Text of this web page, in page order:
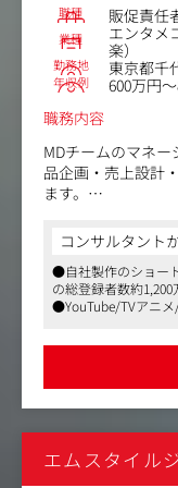
・モール別損益書
同社ではEC事業
遂げています。
ェーズとなります。
当ポジションはマ
メントをはじめプ
期待しており、同
（変更の範囲）：
職種 販促責任
業種
エンタメ
楽）
勤務地 東京都千
年収例
600万円
職務内容
MDチームのマネ
品企画・売上設計
ます。
貫して手がけられ
立ち上げたばかり
の整備にも携わっ
【具体的な仕事内
・複数IPを横断し
・チームマネジメ
コンサルタント
●自社製作のショー
の総登録者数約1,200
●YouTube/TVアニ
エムスタイル